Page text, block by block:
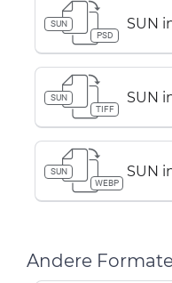
SUN
PSD
SUN
SUN
TIFF
SUN
SUN
WEBP
SUN
Andere